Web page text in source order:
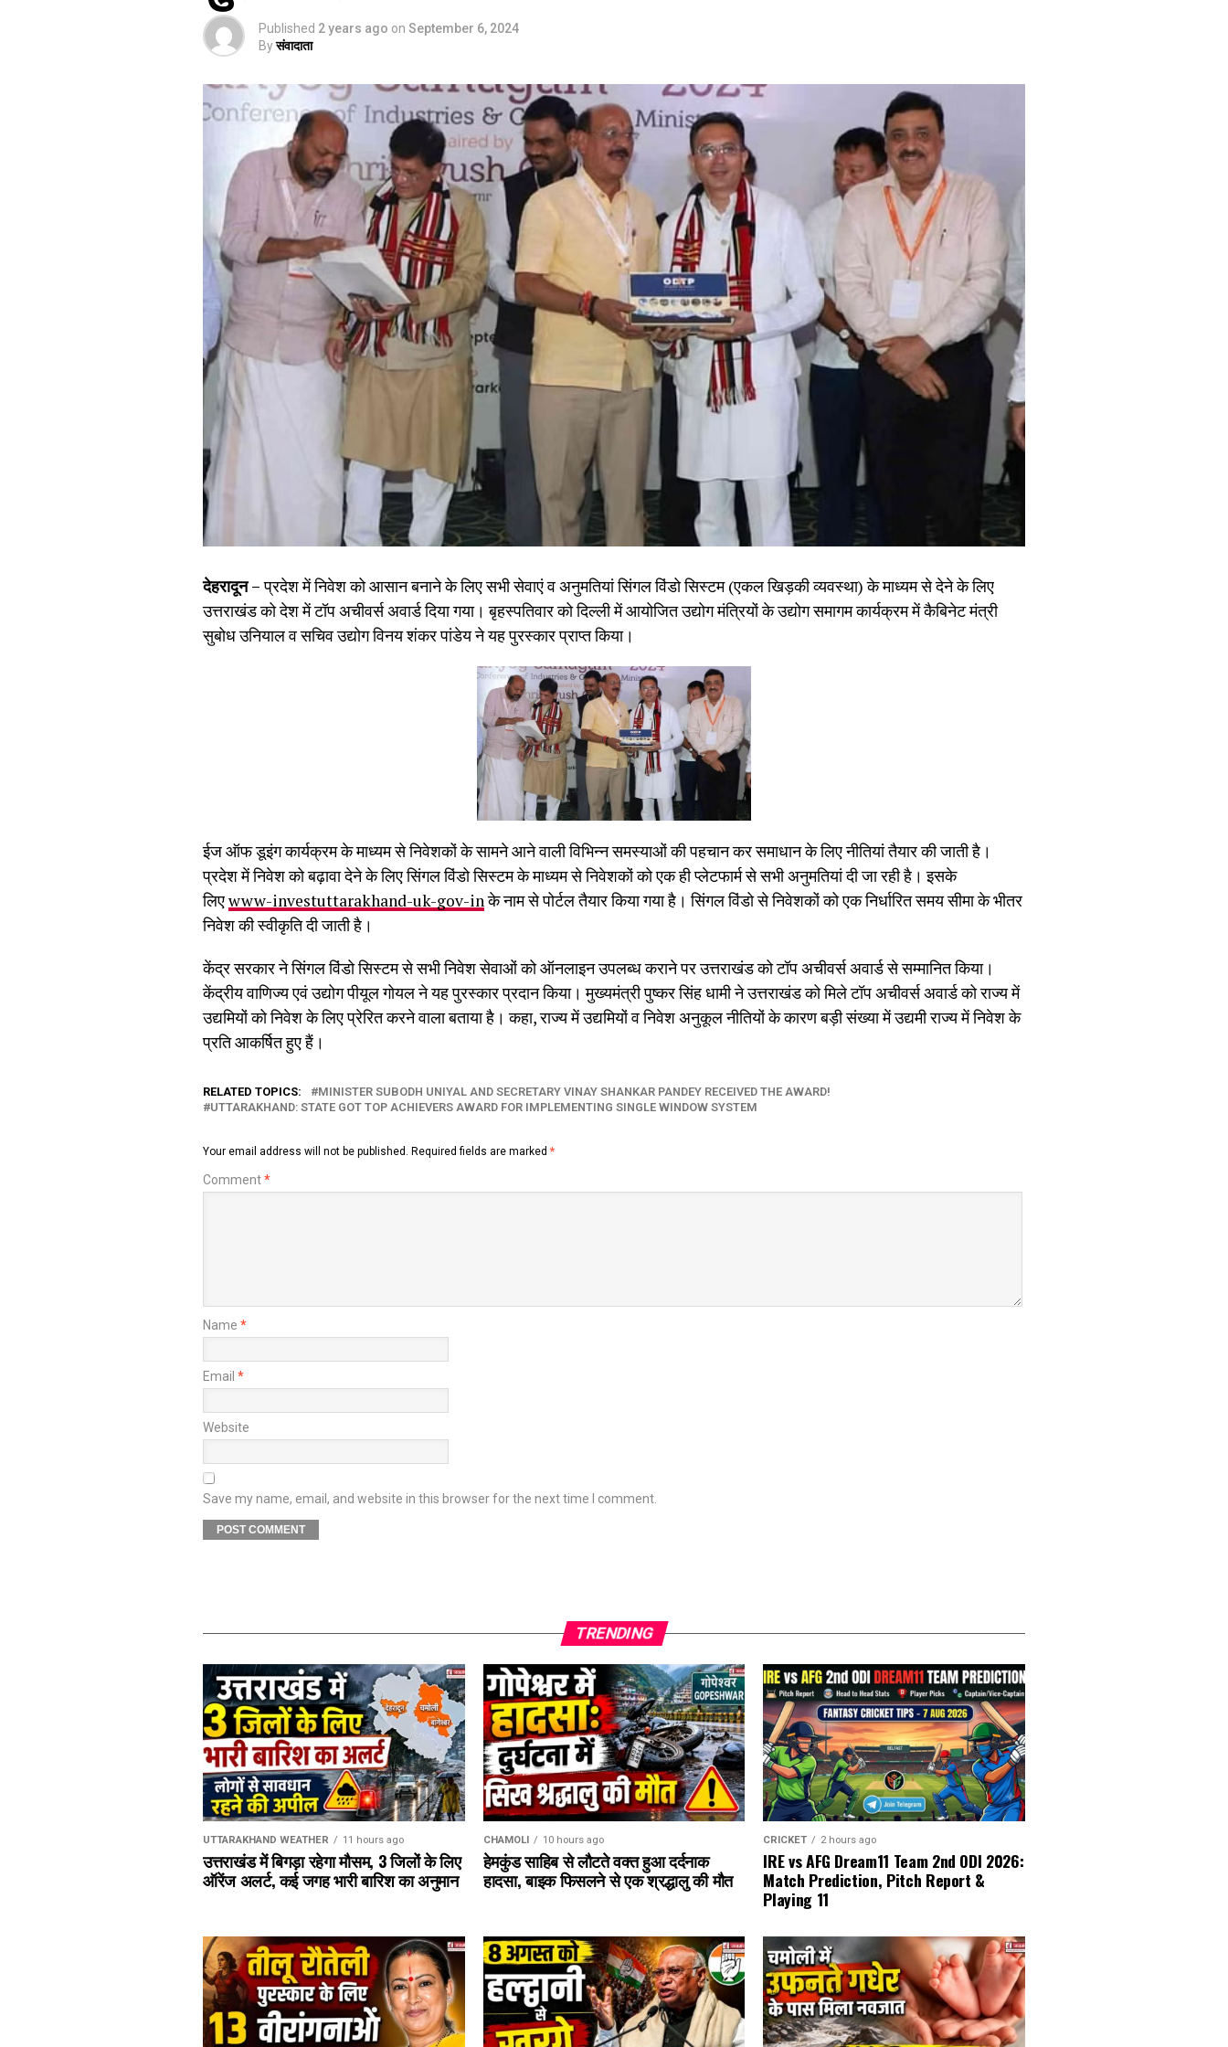
Published 2 years ago on September 6, 2024
Byसंवादाता
देहरादून –प्रदेश में निवेश को आसान बनाने के लिए सभी सेवाएं व अनुमतियां सिंगल विंडो सिस्टम (एकल खिड़की व्यवस्था) के माध्यम से देने के लिए
उत्तराखंड को देश में टॉप अचीवर्स अवार्ड दिया गया। बृहस्पतिवार को दिल्ली में आयोजित उद्योग मंत्रियों के उद्योग समागम कार्यक्रम में कैबिनेट मंत्री
सुबोध उनियाल व सचिव उद्योग विनय शंकर पांडेय ने यह पुरस्कार प्राप्त किया।
ईज ऑफ डूइंग कार्यक्रम के माध्यम से निवेशकों के सामने आने वाली विभिन्न समस्याओं की पहचान कर समाधान के लिए नीतियां तैयार की जाती है।
प्रदेश में निवेश को बढ़ावा देने के लिए सिंगल विंडो सिस्टम के माध्यम से निवेशकों को एक ही प्लेटफार्म से सभी अनुमतियां दी जा रही है। इसके
लिएwww-investuttarakhand-uk-gov-inके नाम से पोर्टल तैयार किया गया है। सिंगल विंडो से निवेशकों को एक निर्धारित समय सीमा के भीतर
निवेश की स्वीकृति दी जाती है।
केंद्र सरकार ने सिंगल विंडो सिस्टम से सभी निवेश सेवाओं को ऑनलाइन उपलब्ध कराने पर उत्तराखंड को टॉप अचीवर्स अवार्ड से सम्मानित किया।
केंद्रीय वाणिज्य एवं उद्योग पीयूल गोयल ने यह पुरस्कार प्रदान किया। मुख्यमंत्री पुष्कर सिंह धामी ने उत्तराखंड को मिले टॉप अचीवर्स अवार्ड को राज्य में
उद्यमियों को निवेश के लिए प्रेरित करने वाला बताया है। कहा, राज्य में उद्यमियों व निवेश अनुकूल नीतियों के कारण बड़ी संख्या में उद्यमी राज्य में निवेश के
प्रति आकर्षित हुए हैं।
RELATED TOPICS:
MINISTER SUBODH UNIYAL AND SECRETARY VINAY SHANKAR PANDEY RECEIVED THE AWARD!
UTTARAKHAND: STATE GOT TOP ACHIEVERS AWARD FOR IMPLEMENTING SINGLE WINDOW SYSTEM
Your email address will not be published. Required fields are marked *
Comment*
Name *
Email *
Website
Save my name, email, and website in this browser for the next time I comment.
TRENDING
UTTARAKHAND WEATHER 11 hours ago
उत्तराखंड में बिगड़ा रहेगा मौसम, 3 जिलों के लिए
ऑरेंज अलर्ट, कई जगह भारी बारिश का अनुमान
CHAMOLI 10 hours ago
हेमकुंड साहिब से लौटते वक्त हुआ दर्दनाक
हादसा, बाइक फिसलने से एक श्रद्धालु की मौत
CRICKET 2 hours ago
IRE vs AFG Dream11 Team 2nd ODI 2026:
Match Prediction, Pitch Report &
Playing 11